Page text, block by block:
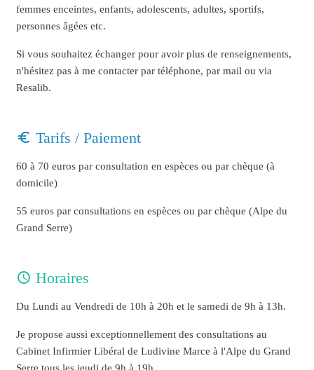
femmes enceintes, enfants, adolescents, adultes, sportifs,
personnes âgées etc.
Si vous souhaitez échanger pour avoir plus de renseignements,
n'hésitez pas à me contacter par téléphone, par mail ou via
Resalib.
Tarifs / Paiement
60 à 70 euros par consultation en espèces ou par chèque (à
domicile)
55 euros par consultations en espèces ou par chèque (Alpe du
Grand Serre)
Horaires
Du Lundi au Vendredi de 10h à 20h et le samedi de 9h à 13h.
Je propose aussi exceptionnellement des consultations au
Cabinet Infirmier Libéral de Ludivine Marce à l'Alpe du Grand